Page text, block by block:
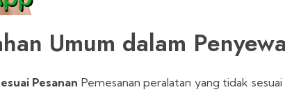
Umum dalam
Pesanan Pemesanan peralatan yang tidak